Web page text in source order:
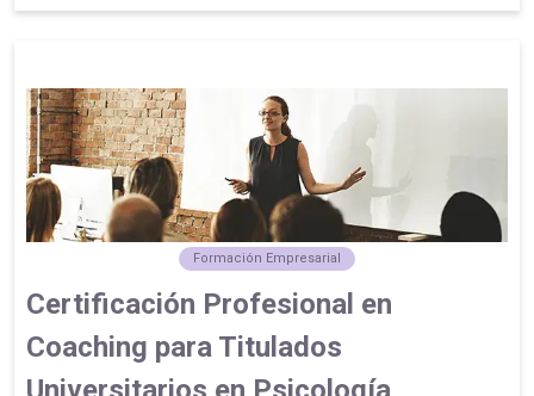
Formación Empresarial
Certificación Profesional en
Coaching para Titulados